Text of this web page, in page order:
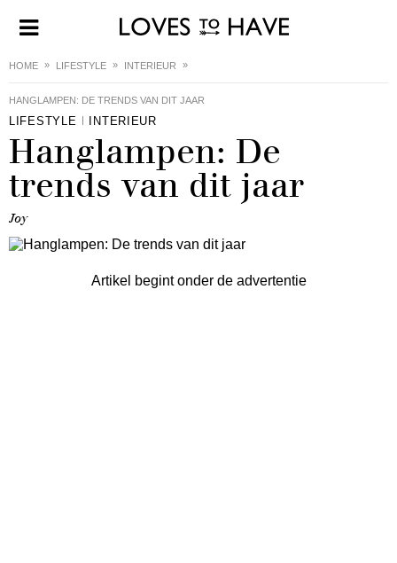
HOME LIFESTYLE INTERIEUR
HANGLAMPEN: DE TRENDS VAN DIT JAAR
LIFESTYLE INTERIEUR
Hanglampen: De
trends van dit jaar
Joy
Artikel begint onder de advertentie